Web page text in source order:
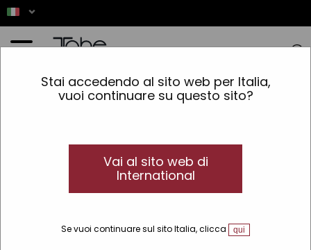
Stai accedendo al sito web per Italia,
vuoi continuare su questo sito?
Vai al sito web di
International
Se vuoi continuare sul sito Italia, clicca qui
Capelli »Trattamenti speciali » Mantenimento della cheratina » Trattamento
per capelli anti crespo Infusion A+B